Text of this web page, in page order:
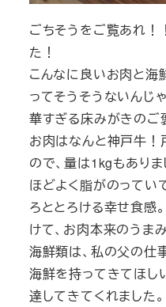
ごちそうをご覧あれ！
た！
こんなに良いお肉と
ってそうそうないんじ
華すぎる床みがきのご
お肉はなんと神戸牛
ので、量は1kgもありま
ほどよく脂がのってい
ろととろける幸せ食感
けて、お肉本来のうま
海鮮類は、私の父の仕
海鮮を持ってきてほし
達してきてくれました。